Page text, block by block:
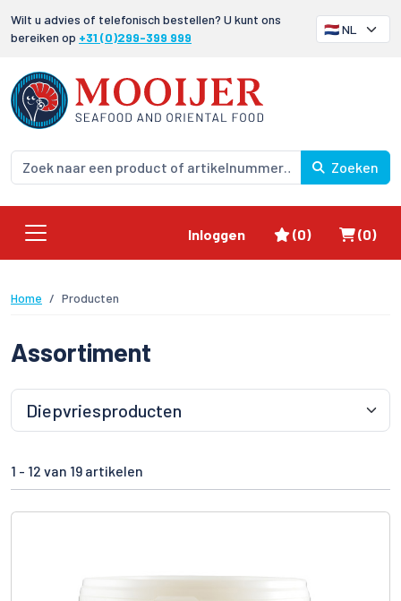
Wilt u advies of telefonisch bestellen? U kunt ons
bereiken op +31 (0)299-399 999
Zoeken
Inloggen Favorieten
(0) (0)
Home Producten
Assortiment
1 - 12 van 19 artikelen